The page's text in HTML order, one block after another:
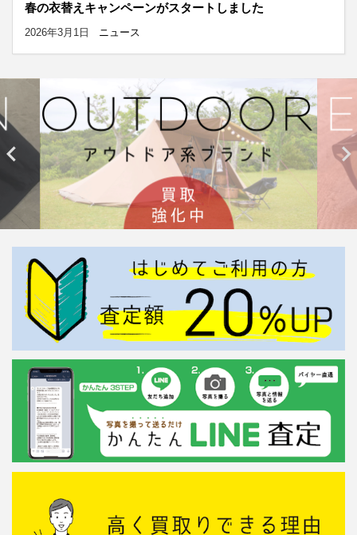
春の衣替えキャンペーンがスタートしました
2026年3月1日 ニュース
 